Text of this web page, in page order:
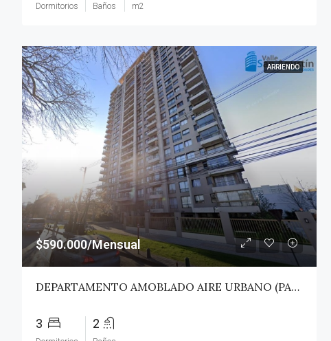
Dormitorios Baños m2
ARRIENDO
$590.000/Mensual
DEPARTAMENTO AMOBLADO AIRE URBANO (PAZ) – TALCA
3 2